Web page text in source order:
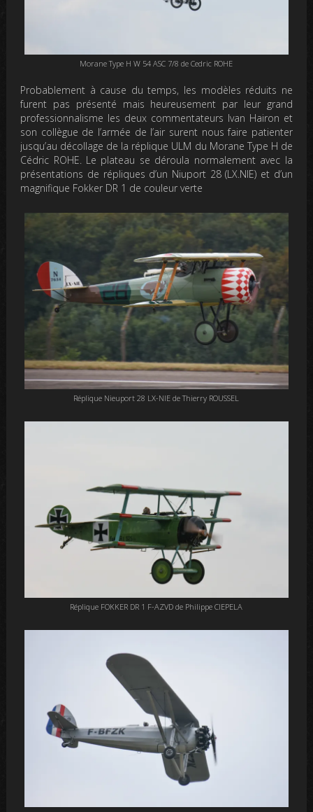
Morane Type H W 54 ASC 7/8 de Cedric ROHE
Probablement à cause du temps, les modèles réduits ne
furent pas présenté mais heureusement par leur grand
professionnalisme les deux commentateurs Ivan Hairon et
son collègue de l’armée de l’air surent nous faire patienter
jusqu’au décollage de la réplique ULM du Morane Type H de
Cédric ROHE. Le plateau se déroula normalement avec la
présentations de répliques d’un Niuport 28 (LX.NIE) et d’un
magnifique Fokker DR 1 de couleur verte
Réplique Nieuport 28 LX-NIE de Thierry ROUSSEL
Réplique FOKKER DR 1 F-AZVD de Philippe CIEPELA